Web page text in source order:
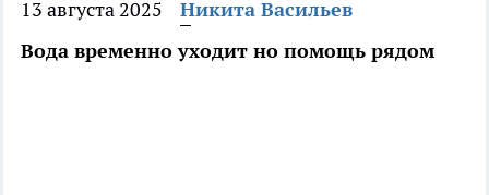
13 августа 2025
Никита Васильев
Вода временно уходит но помощь рядом